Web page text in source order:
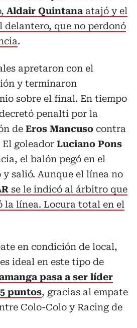
Aldair Quintana atajó y el
delantero, que no perdonó
.
apretaron con el
y terminaron
sobre el final. En tiempo
penalti por la
de Eros Mancuso contra
El goleador Luciano Pons
el balón pegó en el
salió. Aunque el línea no
se le indicó al árbitro que
la línea. Locura total en el
en condición de local,
ideal en este tipo de
pasa a ser líder
puntos, gracias al empate
Colo-Colo y Racing de